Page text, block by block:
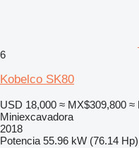
6
Kobelco SK80
USD 18,000 ≈ MX$309,800 ≈
Miniexcavadora
2018
Potencia 55.96 kW (76.14 Hp)